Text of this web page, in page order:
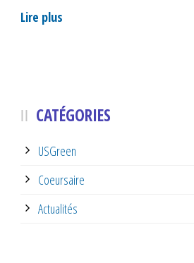
Lire plus
CATÉGORIES
USGreen
Coeursaire
Actualités